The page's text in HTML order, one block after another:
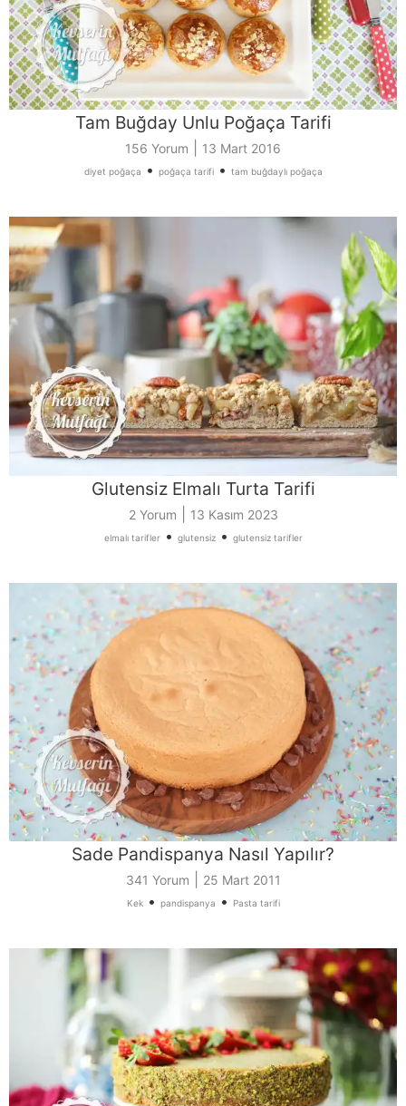
Tam Buğday Unlu Poğaça Tarifi
156 Yorum 13 Mart 2016
diyet poğaça • poğaça tarifi• tam buğdaylı poğaça
Glutensiz Elmalı Turta Tarifi
2 Yorum 13 Kasım 2023
elmalı tarifler• glutensiz• glutensiz tarifler
Sade Pandispanya Nasıl Yapılır?
341 Yorum 25 Mart 2011
Kek• pandispanya • Pasta tarifi